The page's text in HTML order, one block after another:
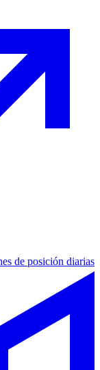
de posición diarias